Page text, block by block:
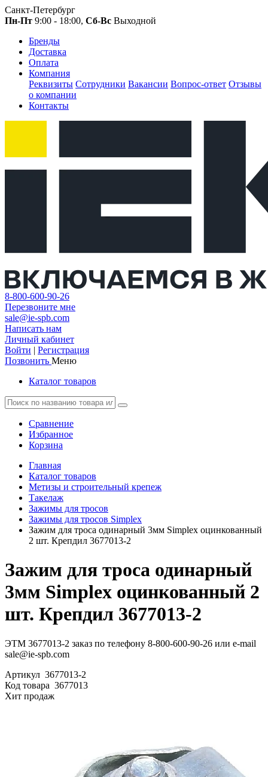
Санкт-Петербург
Пн-Пт 9:00 - 18:00, Сб-Вс Выходной
Бренды
Доставка
Оплата
Компания
Реквизиты Сотрудники Вакансии Вопрос-ответ Отзывы
о компании
Контакты
8-800-600-90-26
Перезвоните мне
sale@ie-spb.com
Написать нам
Личный кабинет
Войти | Регистрация
Позвонить Меню
Каталог товаров
Сравнение
Избранное
Корзина
Главная
Каталог товаров
Метизы и строительный крепеж
Такелаж
Зажимы для тросов
Зажимы для тросов Simplex
Зажим для троса одинарный 3мм Simplex оцинкованный
2 шт. Крепдил 3677013-2
Зажим для троса одинарный
3мм Simplex оцинкованный 2
шт. Крепдил 3677013-2
ЭТМ 3677013-2 заказ по телефону 8-800-600-90-26 или e-mail
sale@ie-spb.com
Артикул 3677013-2
Код товара 3677013
Хит продаж